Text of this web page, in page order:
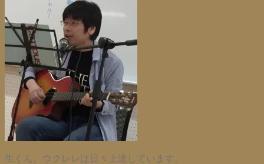
生くん。ウクレレは日々上達しています。